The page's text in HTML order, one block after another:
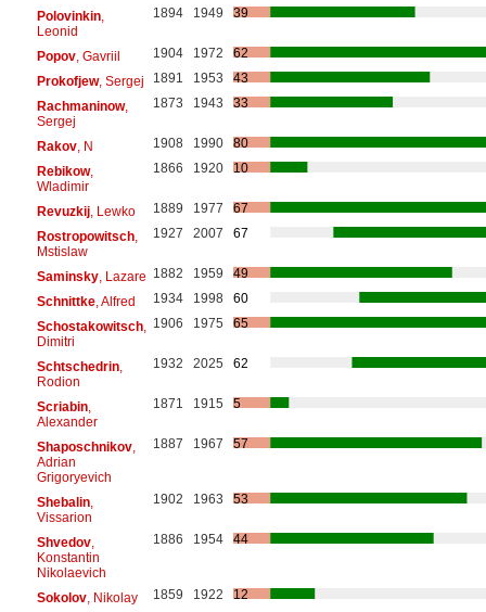
Polovinkin,
Leonid
1894 1949 39
Popov, Gavriil 1904 1972
62
Prokofjew, Sergej 1891 1953
43
Rachmaninow,
Sergej
1873 1943 33
Rakov, N 1908 1990
80
Rebikow,
Wladimir
1866 1920 10
Revuzkij, Lewko 1889 1977
67
Rostropowitsch,
Mstislaw
1927 2007 67
Saminsky, Lazare 1882 1959
49
Schnittke, Alfred 1934 1998
60
Schostakowitsch,
Dimitri
1906 1975 65
Schtschedrin,
Rodion
1932 2025 62
Scriabin,
Alexander
1871 1915 5
Shaposchnikov,
Adrian
Grigoryevich
1887 1967 57
Shebalin,
Vissarion
1902 1963 53
Shvedov,
Konstantin
Nikolaevich
1886 1954 44
Sokolov, Nikolay 1859 1922
12